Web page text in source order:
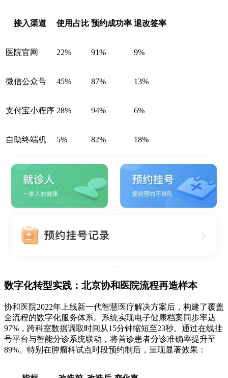
接入渠道 使用占比 预约成功率 退改签率
医院官网 22% 91% 9%
微信公众号 45% 87% 13%
支付宝小程序 28% 94% 6%
自助终端机 5% 82% 18%
数字化转型实践：北京协和医院流程再造样本
协和医院2022年上线新一代智慧医疗解决方案后，构建了覆盖
全流程的数字化服务体系。系统实现电子健康档案同步率达
97%，跨科室数据调取时间从15分钟缩短至23秒。通过在线挂
号平台与智能分诊系统联动，将首诊患者分诊准确率提升至
89%。特别在肿瘤科试点时段预约制后，呈现显著效果：